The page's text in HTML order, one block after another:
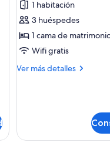
Apartamento,
1
habitación
1 habitación
3 huéspedes
1 cama de
Wifi gratis
Ver más detalles
Más